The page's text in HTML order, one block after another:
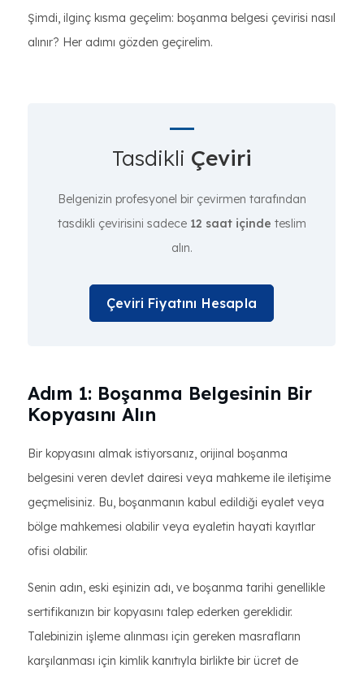
Şimdi, ilginç kısma geçelim: boşanma belgesi çevirisi nasıl
alınır? Her adımı gözden geçirelim.
Tasdikli Çeviri
Belgenizin profesyonel bir çevirmen tarafından
tasdikli çevirisini sadece 12 saat içinde teslim
alın.
Çeviri Fiyatını Hesapla
Adım 1: Boşanma Belgesinin Bir
Kopyasını Alın
Bir kopyasını almak istiyorsanız, orijinal boşanma
belgesini veren devlet dairesi veya mahkeme ile iletişime
geçmelisiniz. Bu, boşanmanın kabul edildiği eyalet veya
bölge mahkemesi olabilir veya eyaletin hayati kayıtlar
ofisi olabilir.
Senin adın, eski eşinizin adı, ve boşanma tarihi genellikle
sertifikanızın bir kopyasını talep ederken gereklidir.
Talebinizin işleme alınması için gereken masrafların
karşılanması için kimlik kanıtıyla birlikte bir ücret de